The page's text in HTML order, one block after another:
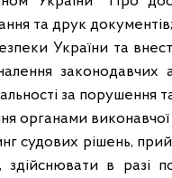
та друк документів;
України та
за порушення
органами
судових рішень,
здійснювати в разі